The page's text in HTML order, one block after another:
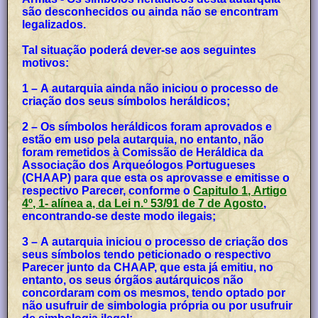
são desconhecidos ou ainda não se encontram
legalizados.
Tal situação poderá dever-se aos seguintes
motivos:
1 – A autarquia ainda não iniciou o processo de
criação dos seus símbolos heráldicos;
2 – Os símbolos heráldicos foram aprovados e
estão em uso pela autarquia, no entanto, não
foram remetidos à Comissão de Heráldica da
Associação dos Arqueólogos Portugueses
(CHAAP) para que esta os aprovasse e emitisse o
respectivo Parecer, conforme oCapitulo 1, Artigo
4º, 1- alínea a, da Lei n.º 53/91 de 7 de Agosto,
encontrando-se deste modo ilegais;
3 – A autarquia iniciou o processo de criação dos
seus símbolos tendo peticionado o respectivo
Parecer junto da CHAAP, que esta já emitiu, no
entanto, os seus órgãos autárquicos não
concordaram com os mesmos, tendo optado por
não usufruir de simbologia própria ou por usufruir